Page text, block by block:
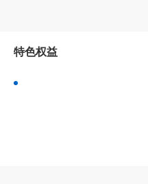
特色权益